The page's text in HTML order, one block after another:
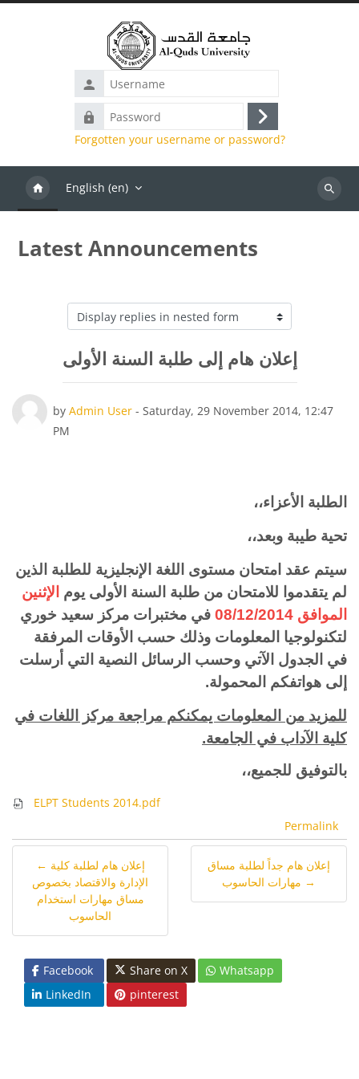
Username
Password
Log
in
Forgotten your username or password?
English ‎(en)‎
Search
Latest Announcements
Display mode
إعلان هام إلى طلبة السنة الأولى
الطلبة الأعزاء،،
تحية طيبة وبعد،،
سيتم عقد امتحان مستوى اللغة الإنجليزية للطلبة الذين
لم يتقدموا للامتحان من طلبة السنة الأولى يوم الإثنين
الموافق 08/12/2014
في مختبرات مركز سعيد خوري
لتكنولوجيا المعلومات وذلك حسب الأوقات المرفقة
في الجدول الآتي وحسب الرسائل النصية التي أرسلت
إلى هواتفكم المحمولة.
للمزيد من المعلومات يمكنكم مراجعة مركز اللغات في
كلية الآداب في الجامعة.
بالتوفيق للجميع،،
ELPT Students 2014.pdf
Permalink
byAdmin User -Saturday, 29 November 2014, 12:47
PM
Number of replies: 0
← إعلان هام لطلبة كلية
الإدارة والاقتصاد بخصوص
مساق مهارات استخدام
الحاسوب
إعلان هام جداً لطلبة مساق
مهارات الحاسوب →
Facebook Share on X
Whatsapp
LinkedIn
pinterest